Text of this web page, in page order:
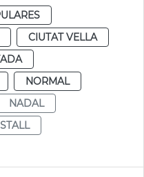
CIUTAT VELLA
NORMAL
NADAL